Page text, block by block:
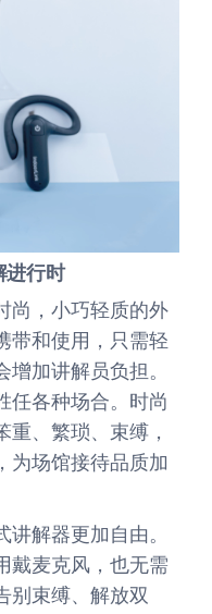
进行时
尚，小巧轻质的外
带和使用，只需轻
加讲解员负担。
任各种场合。时尚
、繁琐、束缚，
为场馆接待品质加
解器更加自由。
戴麦克风，也无需
别束缚、解放双